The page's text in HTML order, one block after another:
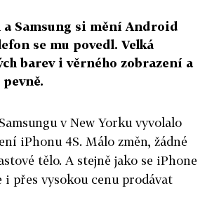
Samsung si mění Android
se mu povedl. Velká
barev i věrného zobrazení a
v New Yorku vyvolalo
iPhonu 4S. Málo změn, žádné
tělo. A stejně jako se iPhone
i přes vysokou cenu prodávat